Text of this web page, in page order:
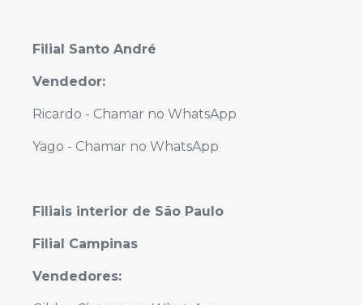
Filial Santo André
Vendedor:
Ricardo - Chamar no WhatsApp
Yago - Chamar no WhatsApp
Filiais interior de São Paulo
Filial Campinas
Vendedores: